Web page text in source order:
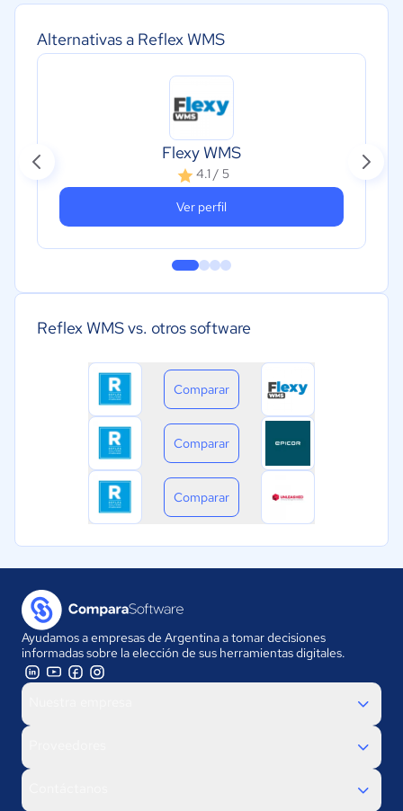
Alternativas a Reflex WMS
Flexy WMS
4.1 / 5
Ver perfil
Reflex WMS vs. otros software
Comparar
Comparar
Comparar
Ayudamos a empresas de Argentina a tomar decisiones
informadas sobre la elección de sus herramientas digitales.